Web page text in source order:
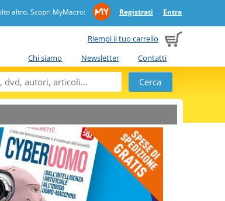
altro. Scopri MyMacro: Registrati Entra
Riempi il tuo carrello
Chi siamo
Newsletter Contatti